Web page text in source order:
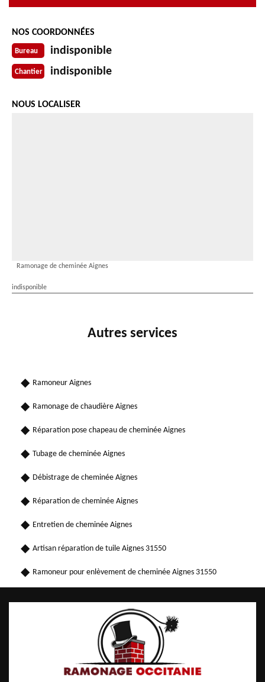
NOS COORDONNÉES
Bureau indisponible
Chantier indisponible
NOUS LOCALISER
Ramonage de cheminée Aignes
indisponible
Autres services
Ramoneur Aignes
Ramonage de chaudière Aignes
Réparation pose chapeau de cheminée Aignes
Tubage de cheminée Aignes
Débistrage de cheminée Aignes
Réparation de cheminée Aignes
Entretien de cheminée Aignes
Artisan réparation de tuile Aignes 31550
Ramoneur pour enlèvement de cheminée Aignes 31550